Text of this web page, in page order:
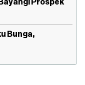
Prospek
Bunga,